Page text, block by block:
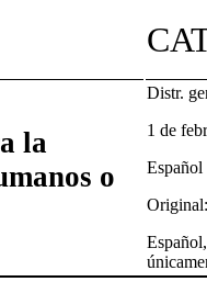
la
o
Distr.
1 de
Español